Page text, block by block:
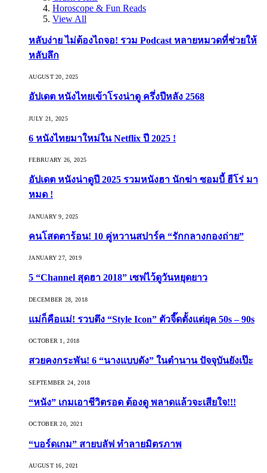
Horoscope & Fun Reads
View All
หลับง่าย ไม่ต้องไถจอ! รวม Podcast หลายหมวดที่ช่วยให้
หลับลึก
AUGUST 20, 2025
อัปเดต หนังไทยเข้าโรงน่าดู ครึ่งปีหลัง 2568
JULY 21, 2025
6 หนังไทยมาใหม่ใน Netflix ปี 2025 !
FEBRUARY 26, 2025
อัปเดต หนังน่าดูปี 2025 รวมหนังฮา นักฆ่า ซอมบี้ ฮีโร่ มา
หมด !
JANUARY 9, 2025
คนโสดตาร้อน! 10 คู่หวานสปาร์ค “รักกลางกองถ่าย”
JANUARY 27, 2019
5 “Channel สุดฮา 2018” เซฟไว้ดูวันหยุดยาว
DECEMBER 28, 2018
แม่ก็คือแม่! รวบตึง “Style Icon” ตัวจี๊ดตั้งแต่ยุค 50s – 90s
OCTOBER 1, 2018
สวยคงกระพัน! 6 “นางแบบดัง” ในตำนาน ปัจจุบันยังเป๊ะ
SEPTEMBER 24, 2018
“หนัง” เกมเอาชีวิตรอด ต้องดู พลาดแล้วจะเสียใจ!!!
OCTOBER 20, 2021
“บอร์ดเกม” สายบลัฟ ทำลายมิตรภาพ
AUGUST 16, 2021